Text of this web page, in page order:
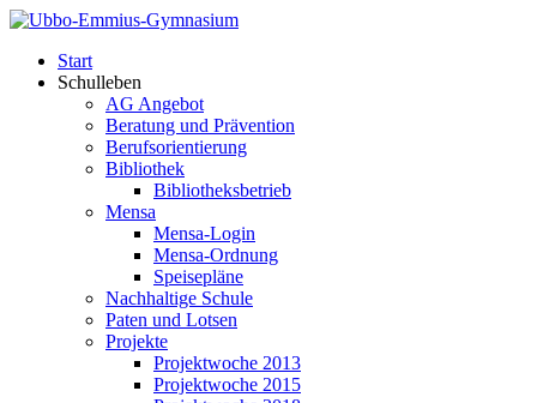
Start
Schulleben
AG Angebot
Beratung und Prävention
Berufsorientierung
Bibliothek
Bibliotheksbetrieb
Mensa
Mensa-Login
Mensa-Ordnung
Speisepläne
Nachhaltige Schule
Paten und Lotsen
Projekte
Projektwoche 2013
Projektwoche 2015